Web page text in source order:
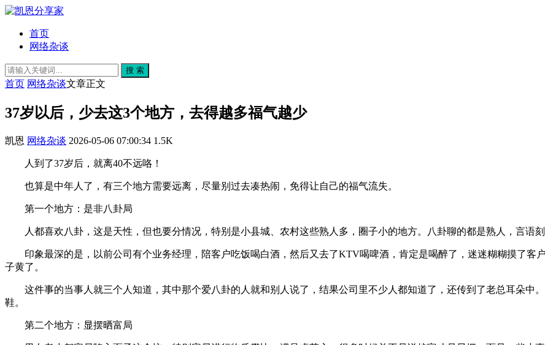
首页
网络杂谈
搜 索
首页 网络杂谈文章正文
37岁以后，少去这3个地方，去得越多福气越少
凯恩 网络杂谈 2026-05-06 07:00:34 1.5K
人到了37岁后，就离40不远咯！
也算是中年人了，有三个地方需要远离，尽量别过去凑热闹，免得让自己的福气流失。
第一个地方：是非八卦局
人都喜欢八卦，这是天性，但也要分情况，特别是小县城、农村这些熟人多，圈子小的地方。八卦聊的都是熟人，言语
印象最深的是，以前公司有个业务经理，陪客户吃饭喝白酒，然后又去了KTV喝啤酒，肯定是喝醉了，迷迷糊糊摸了客
子黄了。
这件事的当事人就三个人知道，其中那个爱八卦的人就和别人说了，结果公司里不少人都知道了，还传到了老总耳朵中
鞋。
第二个地方：显摆晒富局